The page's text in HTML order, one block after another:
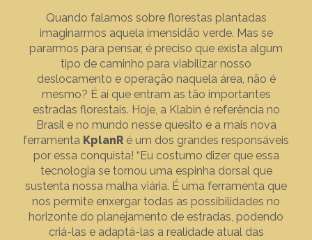
Quando falamos sobre florestas plantadas
imaginarmos aquela imensidão verde. Mas se
pararmos para pensar, é preciso que exista algum
tipo de caminho para viabilizar nosso
deslocamento e operação naquela área, não é
mesmo? É aí que entram as tão importantes
estradas florestais. Hoje, a Klabin é referência no
Brasil e no mundo nesse quesito e a mais nova
ferramenta KplanR é um dos grandes responsáveis
por essa conquista! “Eu costumo dizer que essa
tecnologia se tornou uma espinha dorsal que
sustenta nossa malha viária. É uma ferramenta que
nos permite enxergar todas as possibilidades no
horizonte do planejamento de estradas, podendo
criá-las e adaptá-las a realidade atual das